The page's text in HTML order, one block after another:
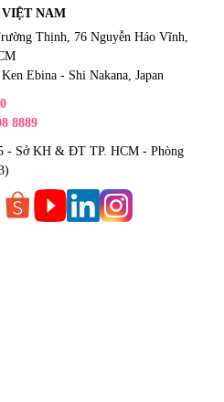
VIỆT NAM
Thịnh, 76 Nguyễn Háo Vĩnh,
Ebina - Shi Nakana, Japan
8889
- Sở KH & ĐT TP. HCM - Phòng